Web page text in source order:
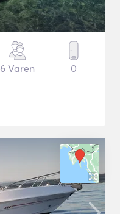
6 Varen 0